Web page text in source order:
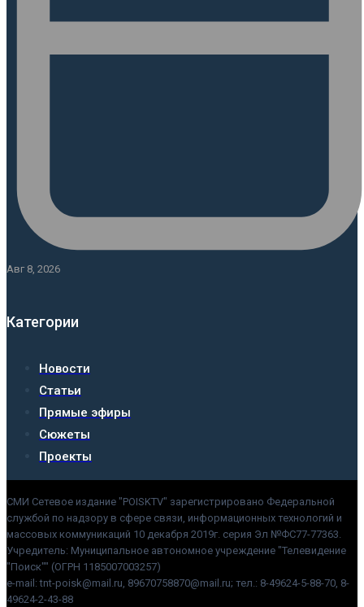
Авг 8, 2026
Категории
Новости
Статьи
Прямые эфиры
Сюжеты
Проекты
СМИ Сетевое издание "POISKTV" зарегистрировано Федеральной
службой по надзору в сфере связи, информационных технологий и
массовых коммуникаций 10 декабря 2019г. серия Эл №ФС77-77363.
Учредитель: Муниципальное автономное учреждение "Телевидение
"Поиск"" (ОГРН 1185007003257)
e-mail: tnt-poisk@mail.ru, 89670758870@mail.ru; тел.: 8-49624-5-88-70, 8-
49624-2-43-88